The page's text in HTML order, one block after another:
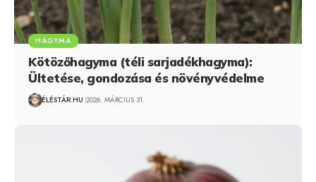
HAGYMA
Kötözőhagyma (téli sarjadékhagyma):
Ültetése, gondozása és növényvédelme
ÉLÉSTÁR.HU 2026. MÁRCIUS 31.